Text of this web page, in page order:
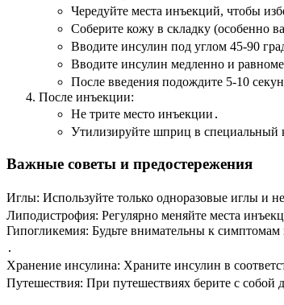
Чередуйте места инъекций, чтобы
Соберите кожу в складку (особенно
Вводите инсулин под углом 45-90
Вводите инсулин медленно и
После введения подождите 5-10
После инъекции:
Не трите место инъекции․
Утилизируйте шприц в специальный
Важные советы и предостережения
Иглы: Используйте только одноразовые иглы и
Липодистрофия: Регулярно меняйте места
Гипогликемия: Будьте внимательны к
․
Хранение инсулина: Храните инсулин в
Путешествия: При путешествиях берите с собой